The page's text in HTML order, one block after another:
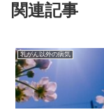
関連記事
乳がん以外の病気